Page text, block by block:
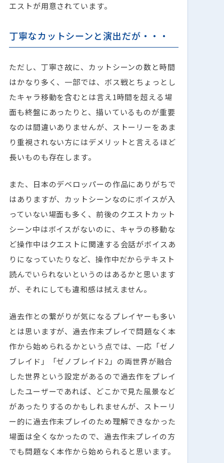
エストが用意されています。
丁寧なカットシーンと演出だが・・・
ただし、丁寧さ故に、カットシーンの数と時間
はかなり多く、一部では、ボス戦とちょっとし
たキャラ移動を含むとは言え1時間を超える場
面も終盤にあったりと、描いているものが重要
なのは間違いありませんが、ストーリーをあま
り重視されない方にはデメリットと言えるほど
長いものも存在します。
また、日本のデベロッパーの作品にありがちで
はありますが、カットシーンなのにボイスが入
っていない場面も多く、前後のクエストカット
シーン中はボイスがないのに、キャラの移動な
ど操作中はクエストに関連する会話がボイスあ
りになっていたりなど、操作中だからテキスト
読んでいられないというのはあるかと思います
が、それにしても違和感は拭えません。
過去作との繋がりが気になるプレイヤーも多い
とは思いますが、過去作未プレイで問題なく本
作から始められるかという点では、一応「ゼノ
ブレイド」「ゼノブレイド2」の両世界が融合
した世界という設定があるので過去作をプレイ
したユーザーであれば、どこかで見た風景など
があったりするのかもしれませんが、ストーリ
ー的に過去作未プレイのため理解できなかった
場面は全くなかったので、過去作未プレイの方
でも問題なく本作から始められると思います。